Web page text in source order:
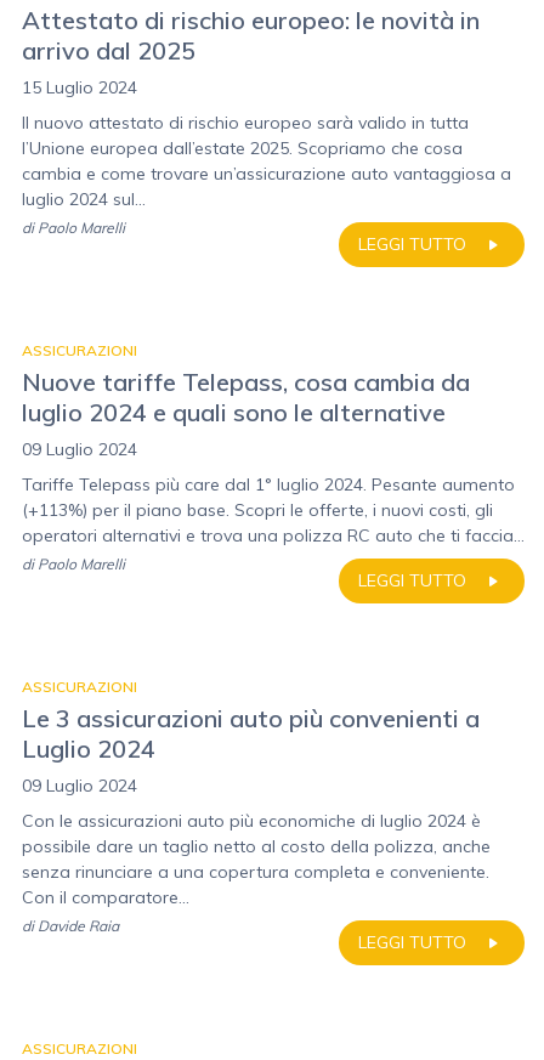
Attestato di rischio europeo: le novità in
arrivo dal 2025
15 Luglio 2024
Il nuovo attestato di rischio europeo sarà valido in tutta
l’Unione europea dall’estate 2025. Scopriamo che cosa
cambia e come trovare un’assicurazione auto vantaggiosa a
luglio 2024 sul...
LEGGI TUTTO
di Paolo Marelli
ASSICURAZIONI
Nuove tariffe Telepass, cosa cambia da
luglio 2024 e quali sono le alternative
09 Luglio 2024
Tariffe Telepass più care dal 1° luglio 2024. Pesante aumento
(+113%) per il piano base. Scopri le offerte, i nuovi costi, gli
operatori alternativi e trova una polizza RC auto che ti faccia...
LEGGI TUTTO
di Paolo Marelli
ASSICURAZIONI
Le 3 assicurazioni auto più convenienti a
Luglio 2024
09 Luglio 2024
Con le assicurazioni auto più economiche di luglio 2024 è
possibile dare un taglio netto al costo della polizza, anche
senza rinunciare a una copertura completa e conveniente.
Con il comparatore...
LEGGI TUTTO
di Davide Raia
ASSICURAZIONI